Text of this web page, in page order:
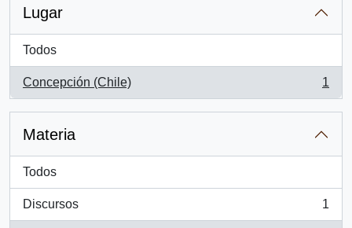
Lugar
Todos
Concepción (Chile)
, 1 resultados
1
Materia
Todos
Discursos
, 1 resultados
1